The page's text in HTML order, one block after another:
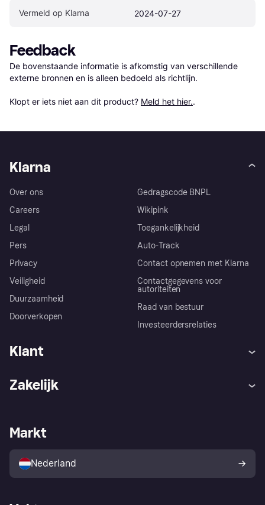
Vermeld op Klarna 2024-07-27
Feedback
De bovenstaande informatie is afkomstig van verschillende
externe bronnen en is alleen bedoeld als richtlijn.
Klopt er iets niet aan dit product? Meld het hier..
Klarna
Over ons
Careers
Legal
Pers
Privacy
Veiligheid
Duurzaamheid
Doorverkopen
Gedragscode BNPL
Wikipink
Toegankelijkheid
Auto-Track
Contact opnemen met Klarna
Contactgegevens voor
autoriteiten
Raad van bestuur
Investeerdersrelaties
Klant
Winkeloverzicht
Kopersbescherming voor
consumenten
Zakelijk
Zakelijke login
Markt
Nederland